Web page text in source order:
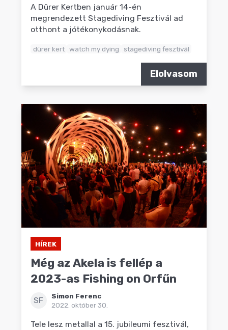
A Dürer Kertben január 14-én
megrendezett Stagediving Fesztivál ad
otthont a jótékonykodásnak.
dürer kert watch my dying stagediving fesztivál
Elolvasom
HÍREK
Még az Akela is fellép a
2023-as Fishing on Orfűn
SF
Simon Ferenc
2022. október 30.
Tele lesz metallal a 15. jubileumi fesztivál,